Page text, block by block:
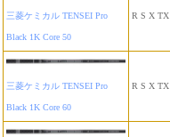
三菱ケミカル TENSEI Pro
Black 1K Core 50
R S X TX
三菱ケミカル TENSEI Pro
Black 1K Core 60
R S X TX